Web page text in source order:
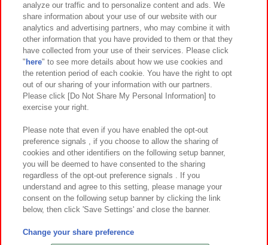
イベント・キャンペーン
関連会社 サステナビリティ サイトポリシー
プライバシーポリシー ウェブアクセシビリティ方針と検証結果
お取引先さまとともに
カスタマーハラスメント対応方針 よくあるご質問・お問い合わせ
©Bandai Namco Amusement Inc.
©Bandai Namco Amusement Lab Inc.
analyze our traffic and to personalize content and ads. We
share information about your use of our website with our
analytics and advertising partners, who may combine it with
other information that you have provided to them or that they
have collected from your use of their services. Please click
" here" to see more details about how we use cookies and
the retention period of each cookie. You have the right to opt
out of our sharing of your information with our partners.
Please click [Do Not Share My Personal Information] to
exercise your right.
Please note that even if you have enabled the opt-out
preference signals , if you choose to allow the sharing of
cookies and other identifiers on the following setup banner,
you will be deemed to have consented to the sharing
regardless of the opt-out preference signals . If you
understand and agree to this setting, please manage your
consent on the following setup banner by clicking the link
below, then click 'Save Settings' and close the banner.
Change your share preference